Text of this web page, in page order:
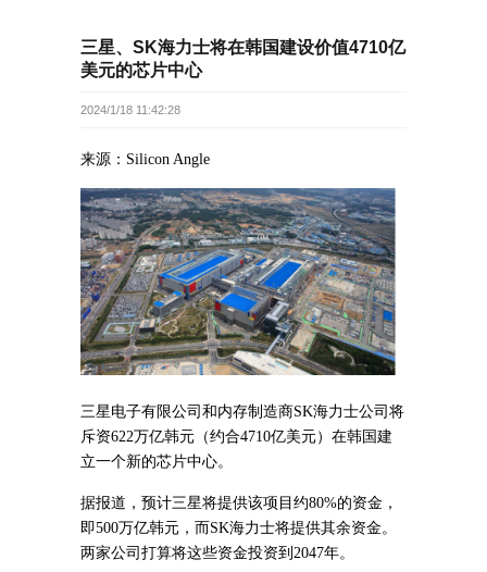
三星、SK海力士将在韩国建设价值4710亿
美元的芯片中心
2024/1/18 11:42:28
来源：Silicon Angle
三星电子有限公司和内存制造商SK海力士公司将
斥资622万亿韩元（约合4710亿美元）在韩国建
立一个新的芯片中心。
据报道， 预计三星将提供该项目约80%的资金，
即500万亿韩元，而SK海力士将提供其余资金。
两家公司打算将这些资金投资到2047年。